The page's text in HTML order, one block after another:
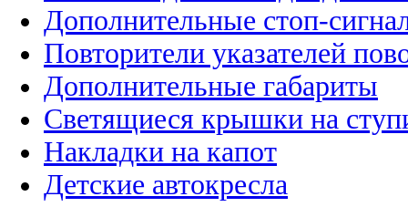
Дополнительные стоп-
Повторители указателей
Дополнительные габариты
Светящиеся крышки на
Накладки на капот
Детские автокресла